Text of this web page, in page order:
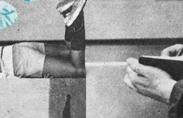
| EDITORIAL ILLUSTRATION